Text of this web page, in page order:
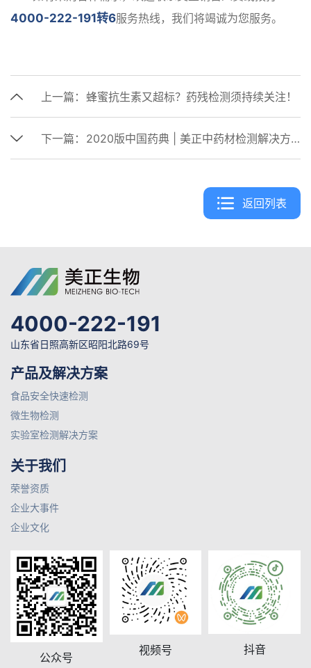
4000-222-191转6服务热线，我们将竭诚为您服务。
上一篇： 蜂蜜抗生素又超标？药残检测须持续关注！
下一篇： 2020版中国药典 | 美正中药材检测解决方案
返回列表
4000-222-191
山东省日照高新区昭阳北路69号
产品及解决方案
食品安全快速检测
微生物检测
实验室检测解决方案
关于我们
荣誉资质
企业大事件
企业文化
公众号
视频号 抖音